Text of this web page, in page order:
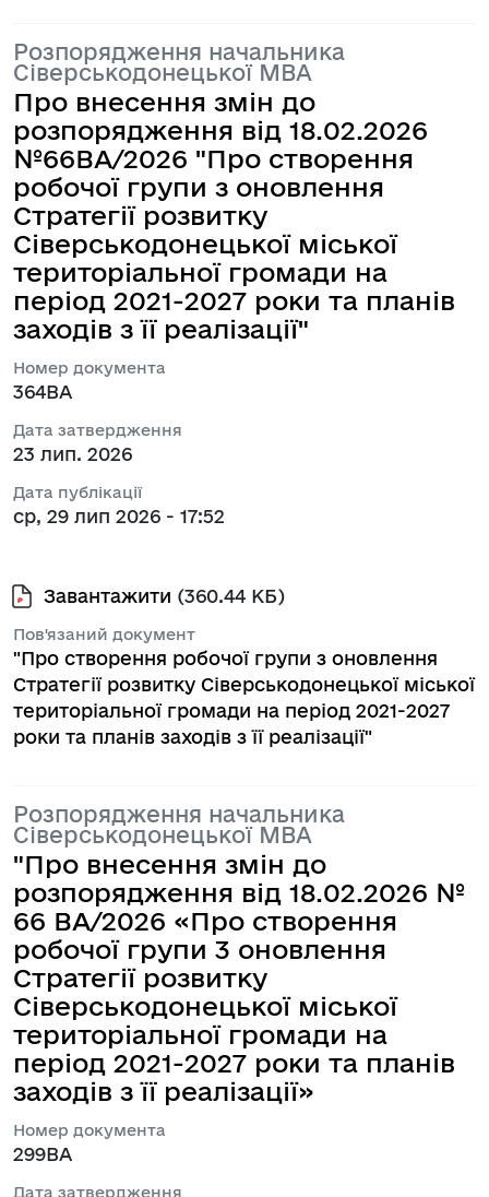
Розпорядження начальника
Сіверськодонецької МВА
Про внесення змін до
розпорядження від 18.02.2026
№66ВА/2026 "Про створення
робочої групи з оновлення
Стратегії розвитку
Сіверськодонецької міської
територіальної громади на
період 2021-2027 роки та планів
заходів з її реалізації"
Номер документа
364ВА
Дата затвердження
23 лип. 2026
Дата публікації
ср, 29 лип 2026 - 17:52
Завантажити (360.44 КБ)
Пов'язаний документ
"Про створення робочої групи з оновлення
Стратегії розвитку Сіверськодонецької міської
територіальної громади на період 2021-2027
роки та планів заходів з її реалізації"
Розпорядження начальника
Сіверськодонецької МВА
"Про внесення змін до
розпорядження від 18.02.2026 №
66 BA/2026 «Про створення
робочої групи 3 оновлення
Стратегії розвитку
Сіверськодонецької міської
територіальної громади на
період 2021-2027 роки та планів
заходів з її реалізації»
Номер документа
299ВА
Дата затвердження